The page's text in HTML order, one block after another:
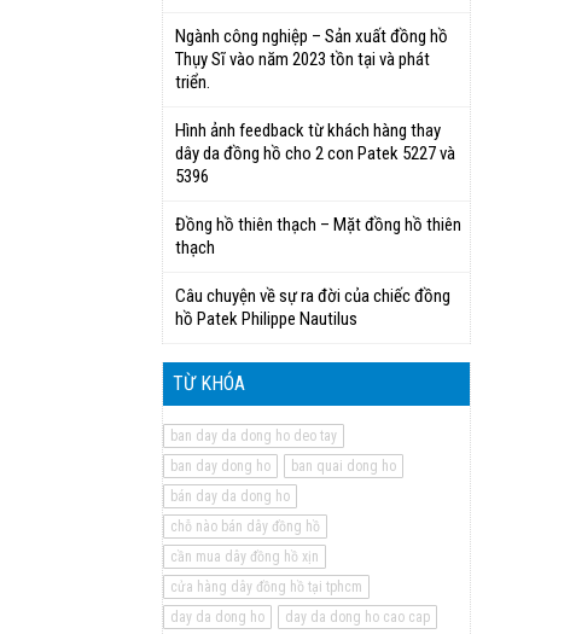
Ngành công nghiệp – Sản xuất đồng hồ
Thụy Sĩ vào năm 2023 tồn tại và phát
triển.
Hình ảnh feedback từ khách hàng thay
dây da đồng hồ cho 2 con Patek 5227 và
5396
Đồng hồ thiên thạch – Mặt đồng hồ thiên
thạch
Câu chuyện về sự ra đời của chiếc đồng
hồ Patek Philippe Nautilus
TỪ KHÓA
ban day da dong ho deo tay
ban day dong ho
ban quai dong ho
bán day da dong ho
chỗ nào bán dây đồng hồ
cần mua dây đồng hồ xịn
cửa hàng dây đồng hồ tại tphcm
day da dong ho
day da dong ho cao cap